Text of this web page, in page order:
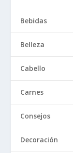
Bebidas
Belleza
Cabello
Carnes
Consejos
Decoración